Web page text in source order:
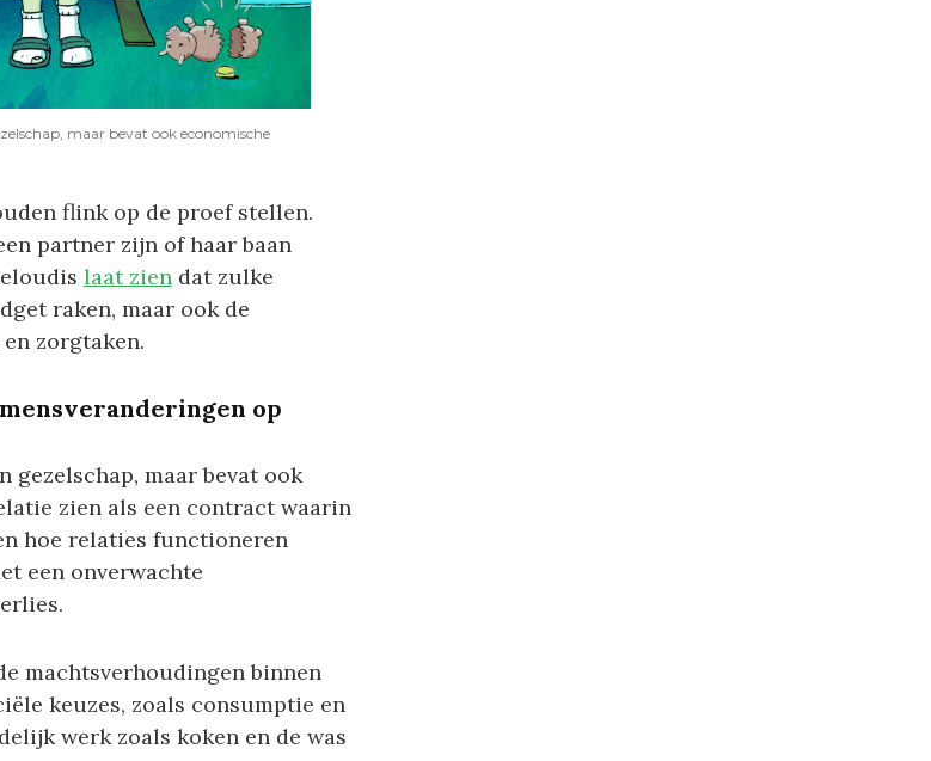
maar bevat ook economische
flink op de proef stellen.
partner zijn of haar baan
laat ziendat zulke
raken, maar ook de
zorgtaken.
op
gezelschap, maar bevat ook
zien als een contract waarin
hoe relaties functioneren
een onverwachte
machtsverhoudingen binnen
keuzes, zoals consumptie en
werk zoals koken en de was